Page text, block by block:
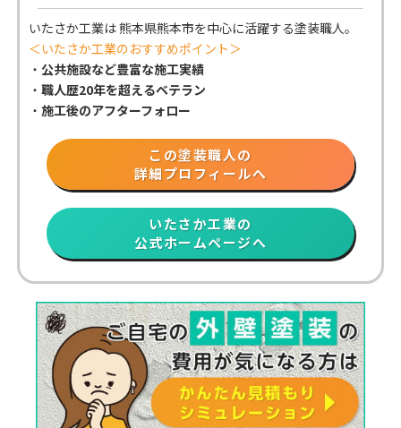
いたさか工業は 熊本県熊本市を中心に活躍する塗装職人。
＜いたさか工業のおすすめポイント＞
・公共施設など豊富な施工実績
・職人歴20年を超えるベテラン
・施工後のアフターフォロー
この塗装職人の
詳細プロフィールへ
いたさか工業の
公式ホームページへ